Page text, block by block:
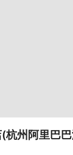
州阿里巴